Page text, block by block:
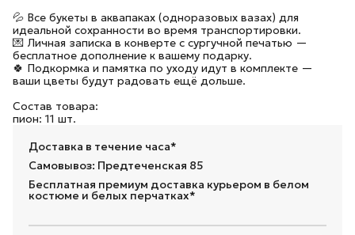
💦 Все букеты в аквапаках (одноразовых вазах) для
идеальной сохранности во время транспортировки.
💌 Личная записка в конверте с сургучной печатью —
бесплатное дополнение к вашему подарку.
🍀 Подкормка и памятка по уходу идут в комплекте —
ваши цветы будут радовать ещё дольше.
Состав товара:
пион: 11 шт.
Доставка в течение часа*
Самовывоз: Предтеченская 85
Бесплатная премиум доставка курьером в белом
костюме и белых перчатках*